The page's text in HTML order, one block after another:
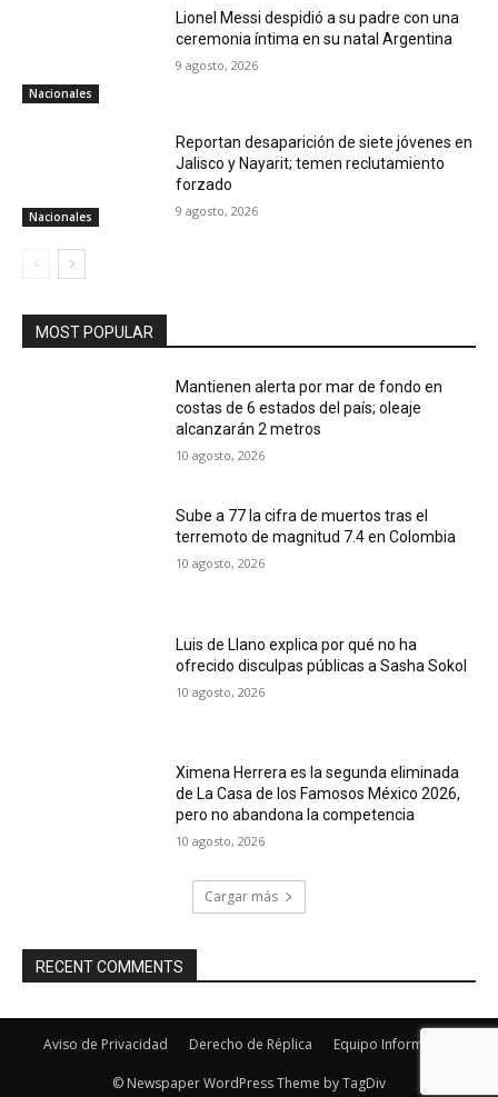
Nacionales
Lionel Messi despidió a su padre con una
ceremonia íntima en su natal Argentina
9 agosto, 2026
Nacionales
Reportan desaparición de siete jóvenes en
Jalisco y Nayarit; temen reclutamiento
forzado
9 agosto, 2026
MOST POPULAR
Mantienen alerta por mar de fondo en
costas de 6 estados del país; oleaje
alcanzarán 2 metros
10 agosto, 2026
Sube a 77 la cifra de muertos tras el
terremoto de magnitud 7.4 en Colombia
10 agosto, 2026
Luis de Llano explica por qué no ha
ofrecido disculpas públicas a Sasha Sokol
10 agosto, 2026
Ximena Herrera es la segunda eliminada
de La Casa de los Famosos México 2026,
pero no abandona la competencia
10 agosto, 2026
Cargar más
RECENT COMMENTS
Aviso de Privacidad Derecho de Réplica Equipo Informativo
© Newspaper WordPress Theme by TagDiv